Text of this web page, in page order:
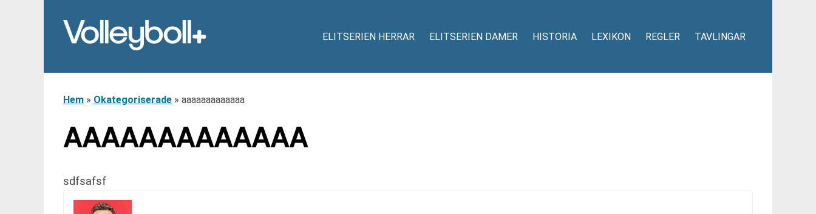
ELITSERIEN HERRAR ELITSERIEN DAMER HISTORIA LEXIKON REGLER TAVLINGAR
Hem » Okategoriserade » aaaaaaaaaaaaa
AAAAAAAAAAAAA
sdfsafsf